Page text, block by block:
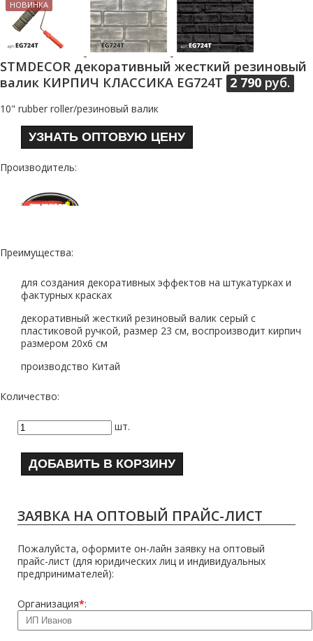
НОВИНКА
STMDECOR декоративный жесткий резиновый
валик КИРПИЧ КЛАССИКА EG724T 2 790 руб.
10" rubber roller/резиновый валик
УЗНАТЬ ОПТОВУЮ ЦЕНУ
Производитель:
Преимущества:
для создания декоративных эффектов на штукатурках и
фактурных красках
декоративный жесткий резиновый валик серый с
пластиковой ручкой, размер 23 см, воспроизводит кирпич
размером 20х6 см
производство Китай
Количество:
шт.
ДОБАВИТЬ В КОРЗИНУ
ЗАЯВКА НА ОПТОВЫЙ ПРАЙС-ЛИСТ
Пожалуйста, оформите он-лайн заявку на оптовый
прайс-лист (для юридических лиц и индивидуальных
предпринимателей):
Организация*: